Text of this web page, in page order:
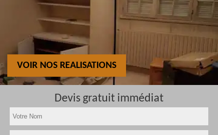
VOIR NOS REALISATIONS
Devis gratuit immédiat